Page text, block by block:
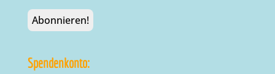
Spendenkonto: